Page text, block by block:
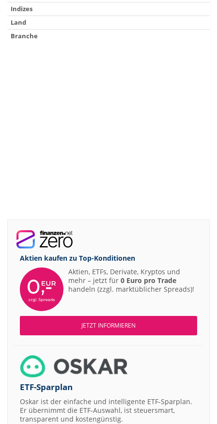
Indizes
Land
Branche
Aktien kaufen zu Top-Konditionen
Aktien, ETFs, Derivate, Kryptos und
mehr – jetzt für 0 Euro pro Trade
handeln (zzgl. marktüblicher Spreads)!
JETZT INFORMIEREN
ETF-Sparplan
Oskar ist der einfache und intelligente ETF-Sparplan.
Er übernimmt die ETF-Auswahl, ist steuersmart,
transparent und kostengünstig.